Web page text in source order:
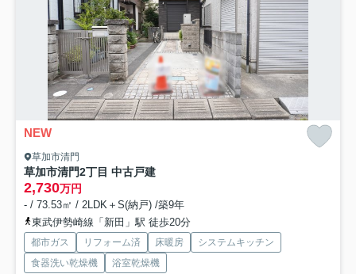
NEW
草加市清門
草加市清門2丁目 中古戸建
2,730万円
- / 73.53㎡ / 2LDK＋S(納戸) /築9年
東武伊勢崎線「新田」駅 徒歩20分
都市ガス リフォーム済 床暖房
システムキッチン
食器洗い乾燥機
浴室乾燥機